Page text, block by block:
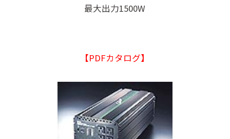
最大出力1500W
【PDFカタログ】